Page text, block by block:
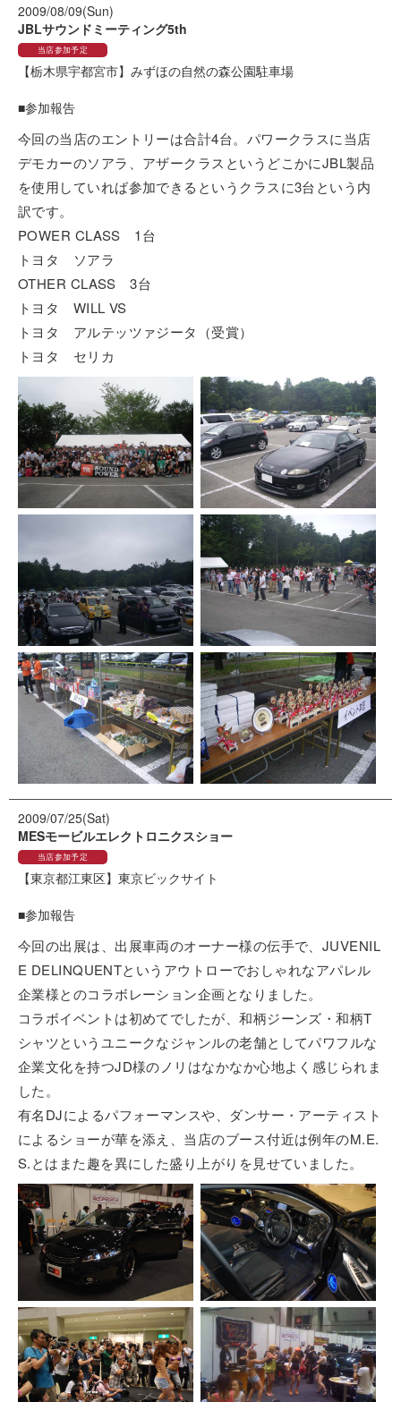
2009/08/09(Sun)
JBLサウンドミーティング5th
当店参加予定
【栃木県宇都宮市】 みずほの自然の森公園駐車場
■参加報告
今回の当店のエントリーは合計4台。パワークラスに当店
デモカーのソアラ、アザークラスというどこかにJBL製品
を使用していれば参加できるというクラスに3台という内
訳です。
POWER CLASS 1台
トヨタ ソアラ
OTHER CLASS 3台
トヨタ WILL VS
トヨタ アルテッツァジータ（受賞）
トヨタ セリカ
2009/07/25(Sat)
MESモービルエレクトロニクスショー
当店参加予定
【東京都江東区】 東京ビックサイト
■参加報告
今回の出展は、出展車両のオーナー様の伝手で、JUVENIL
E DELINQUENTというアウトローでおしゃれなアパレル
企業様とのコラボレーション企画となりました。
コラボイベントは初めてでしたが、和柄ジーンズ・和柄T
シャツというユニークなジャンルの老舗としてパワフルな
企業文化を持つJD様のノリはなかなか心地よく感じられま
した。
有名DJによるパフォーマンスや、ダンサー・アーティスト
によるショーが華を添え、当店のブース付近は例年のM.E.
S.とはまた趣を異にした盛り上がりを見せていました。